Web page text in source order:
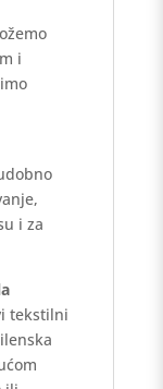
i
i za
tekstilni